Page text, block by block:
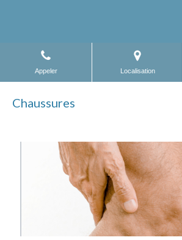
Appeler Localisation
Chaussures